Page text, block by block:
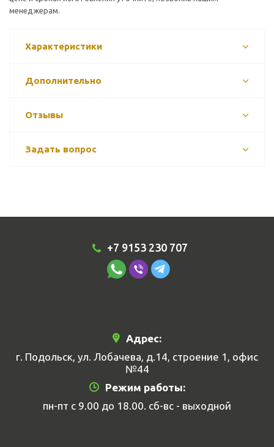
менеджерам.
Характеристики
Дополнительно
Отзывы
Задать вопрос
+7 9153 230 707
Адрес:
г. Подольск, ул. Лобачева, д.14, строение 1, офис
№44
Режим работы:
пн-пт с 9.00 до 18.00. сб-вс - выходной